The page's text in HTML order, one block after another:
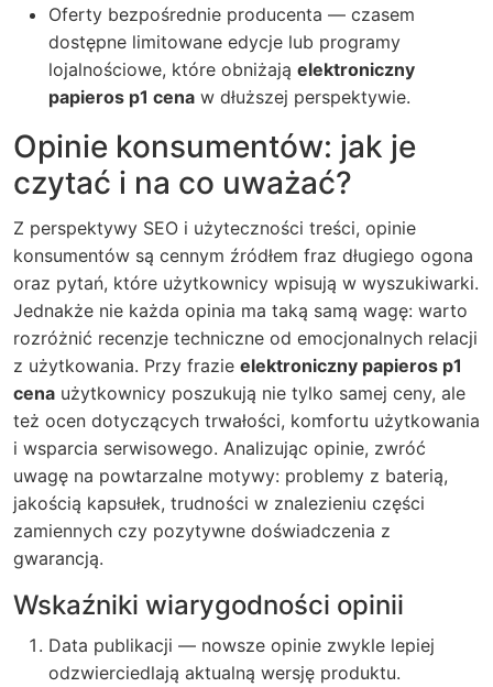
Oferty bezpośrednie producenta — czasem
dostępne limitowane edycje lub programy
lojalnościowe, które obniżają elektroniczny
papieros p1 cena w dłuższej perspektywie.
Opinie konsumentów: jak je
czytać i na co uważać?
Z perspektywy SEO i użyteczności treści, opinie
konsumentów są cennym źródłem fraz długiego ogona
oraz pytań, które użytkownicy wpisują w wyszukiwarki.
Jednakże nie każda opinia ma taką samą wagę: warto
rozróżnić recenzje techniczne od emocjonalnych relacji
z użytkowania. Przy frazie elektroniczny papieros p1
cena użytkownicy poszukują nie tylko samej ceny, ale
też ocen dotyczących trwałości, komfortu użytkowania
i wsparcia serwisowego. Analizując opinie, zwróć
uwagę na powtarzalne motywy: problemy z baterią,
jakością kapsułek, trudności w znalezieniu części
zamiennych czy pozytywne doświadczenia z
gwarancją.
Wskaźniki wiarygodności opinii
Data publikacji — nowsze opinie zwykle lepiej
odzwierciedlają aktualną wersję produktu.